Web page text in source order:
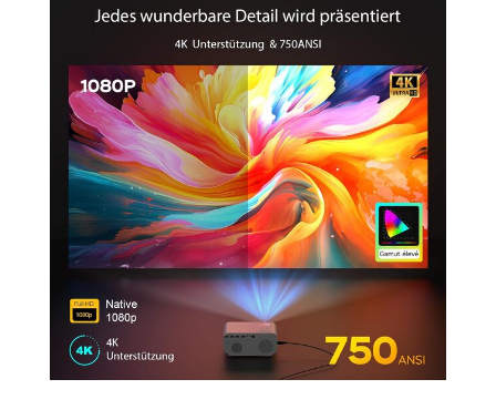
haut-parleur
Bluetooth lorsqu'il
n'est pas utilisé,
couvrant facilement
200 mètres carrés.
Apportez une
expérience audio-
visuelle
révolutionnaire.
Machine Optique
Fermée &
Protection
Scientifique des
Yeux:La J61 utilise
une technologie
étanche à la
poussière IP5X avec